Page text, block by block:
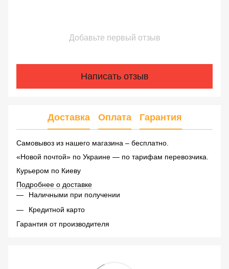
Добавьте первый отзыв
Написать отзыв
Доставка Оплата Гарантия
Самовывоз из нашего магазина – бесплатно.
«Новой почтой» по Украине — по тарифам перевозчика.
Курьером по Киеву
Подробнее о доставке
Наличными при получении
Кредитной карто
Гарантия от производителя